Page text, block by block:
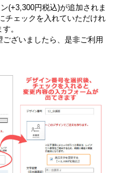
(+3,300円税込)が追加されま
チェックを入れていただけれ
。
ざいましたら、是非ご利用